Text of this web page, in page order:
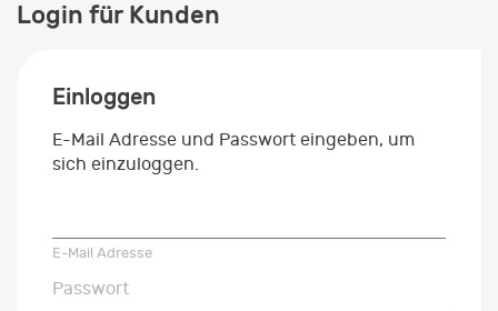
Login für Kunden
Einloggen
E-Mail Adresse und Passwort eingeben, um
sich einzuloggen.
E-Mail Adresse
Passwort
Passwort